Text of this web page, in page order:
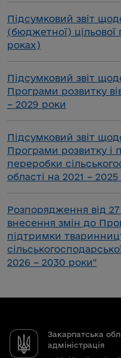
Підсумковий звіт
(бюджетної)
роках)
Підсумковий звіт
Програми розвитку
– 2029 роки
Підсумковий звіт
Програми розвитку і
переробки
області на 2021 –
Розпорядження від
внесення змін до
підтримки
2026 – 2030 роки"
Закарпатська
адміністрація